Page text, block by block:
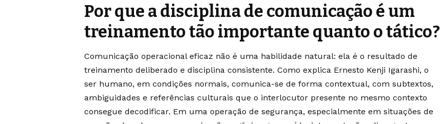
Por que a disciplina de comunicação é um
treinamento tão importante quanto o tático?
Comunicação operacional eficaz não é uma habilidade natural: ela é o resultado de
treinamento deliberado e disciplina consistente. Como explica Ernesto Kenji Igarashi, o
ser humano, em condições normais, comunica-se de forma contextual, com subtextos,
ambiguidades e referências culturais que o interlocutor presente no mesmo contexto
consegue decodificar. Em uma operação de segurança, especialmente em situações de